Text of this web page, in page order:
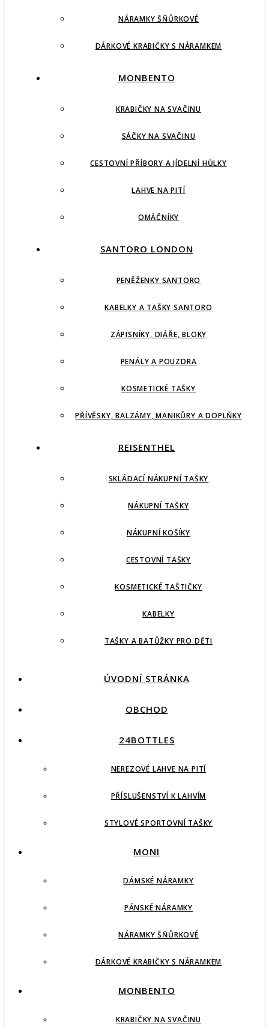
NÁRAMKY ŠŇŮRKOVÉ
DÁRKOVÉ KRABIČKY S NÁRAMKEM
MONBENTO
KRABIČKY NA SVAČINU
SÁČKY NA SVAČINU
CESTOVNÍ PŘÍBORY A JÍDELNÍ HŮLKY
LAHVE NA PITÍ
OMÁČNÍKY
SANTORO LONDON
PENĚŽENKY SANTORO
KABELKY A TAŠKY SANTORO
ZÁPISNÍKY, DIÁŘE, BLOKY
PENÁLY A POUZDRA
KOSMETICKÉ TAŠKY
PŘÍVĚSKY, BALZÁMY, MANIKŮRY A DOPLŇKY
REISENTHEL
SKLÁDACÍ NÁKUPNÍ TAŠKY
NÁKUPNÍ TAŠKY
NÁKUPNÍ KOŠÍKY
CESTOVNÍ TAŠKY
KOSMETICKÉ TAŠTIČKY
KABELKY
TAŠKY A BATŮŽKY PRO DĚTI
ÚVODNÍ STRÁNKA
OBCHOD
24BOTTLES
NEREZOVÉ LAHVE NA PITÍ
PŘÍSLUŠENSTVÍ K LAHVÍM
STYLOVÉ SPORTOVNÍ TAŠKY
MONI
DÁMSKÉ NÁRAMKY
PÁNSKÉ NÁRAMKY
NÁRAMKY ŠŇŮRKOVÉ
DÁRKOVÉ KRABIČKY S NÁRAMKEM
MONBENTO
KRABIČKY NA SVAČINU